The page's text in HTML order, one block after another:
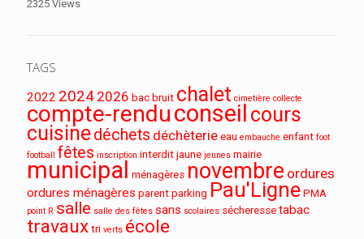
2325 Views
TAGS
2022 2024 2026 bac bruit chalet cimetière collecte
compte-renduconseil cours
cuisinedéchets déchèterie eau embauche enfant foot
football
fêtes inscription interdit jaune jeunes mairie
municipal ménagères novembre ordures
ordures ménagères parent parking Pau'Ligne PMA
point R salle salle des fêtes sans scolaires sécheresse tabac
travaux tri verts école